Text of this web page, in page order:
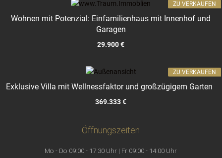
Wohnen mit Potenzial: Einfamilienhaus mit Innenhof und
Garagen
29.900 €
ZU VERKAUFEN
Exklusive Villa mit Wellnessfaktor und großzügigem Garten
369.333 €
ZU VERKAUFEN
Öffnungszeiten
Mo - Do 09:00 - 17:30 Uhr | Fr 09:00 - 14:00 Uhr